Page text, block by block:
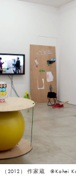
2012） 作家蔵 ©Kohei